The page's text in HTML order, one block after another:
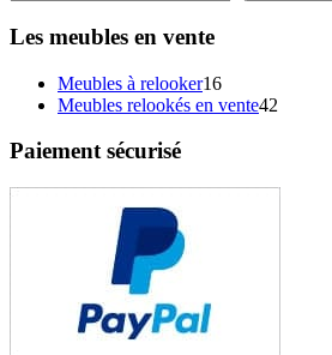
Les meubles en vente
Meubles à relooker1616
produits
Meubles relookés en vente42
Paiement sécurisé